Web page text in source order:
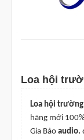
Loa hội
Loa hội trường
hãng mới
Gia Bảo audio.